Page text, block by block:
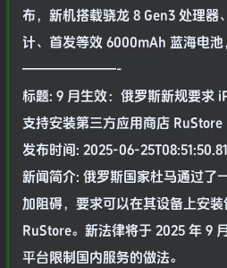
布，新机搭载骁龙 8 Gen3 处理器
计、首发等效 6000mAh 蓝海电池
———————-
标题: 9 月生效：俄罗斯新规要求
支持安装第三方应用商店 RuStore
发布时间: 2025-06-25T08:51:50.81
新闻简介: 俄罗斯国家杜马通过了
加阻碍，要求可以在其设备上安
RuStore。新法律将于 2025 年 9
平台限制国内服务的做法。